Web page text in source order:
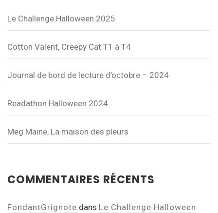
Le Challenge Halloween 2025
Cotton Valent, Creepy Cat T1 à T4
Journal de bord de lecture d’octobre – 2024
Readathon Halloween 2024
Meg Maine, La maison des pleurs
COMMENTAIRES RÉCENTS
FondantGrignote dans Le Challenge Halloween